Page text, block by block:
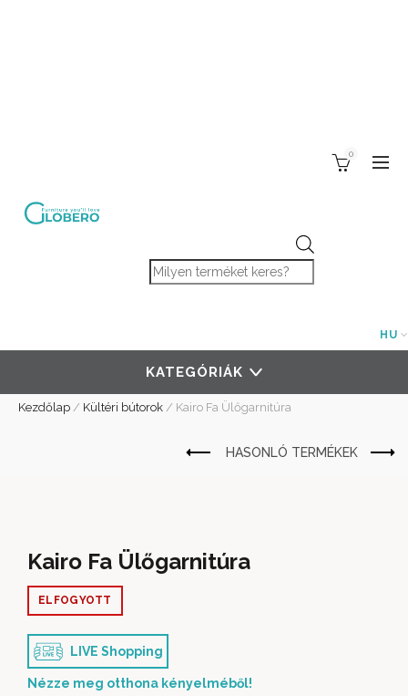
Products search
0
HU
KATEGÓRIÁK
Kezdőlap / Kültéri bútorok / Kairo Fa Ülőgarnitúra
Kairo Fa Ülőgarnitúra
ELFOGYOTT
LIVE Shopping
Nézze meg otthona kényelméből!